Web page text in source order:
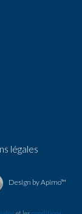
légales
Design byApimo™